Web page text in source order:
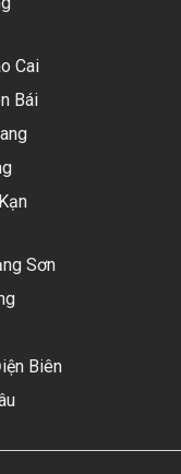
Cai
Bái
Sơn
Biên